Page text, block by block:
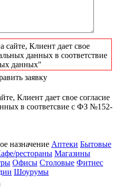
Клиент дает свое
данных в соответствие
данных"
заявку
Клиент дает свое согласие
в соответсвие с ФЗ №152-
назначение Аптеки Бытовые
рестораны Магазины
Офисы Столовые Фитнес
Шоурумы